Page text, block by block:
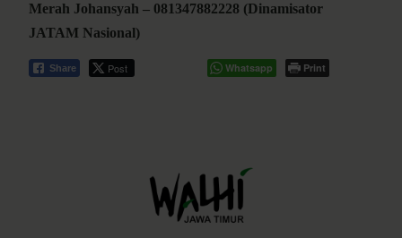
Merah Johansyah – 081347882228 (Dinamisator
JATAM Nasional)
Share Post Whatsapp Print